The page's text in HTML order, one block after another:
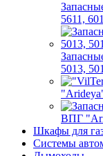
5611,
5013,
ВПГ
Шкафы для
Системы